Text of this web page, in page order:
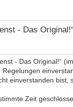
- Das
- Das Original!“
einverstanden
Zeit